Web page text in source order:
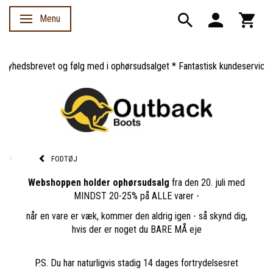
Skifte navigation
Menu
og følg med i ophørsudsalget * Fantastisk kundeservice *
FODTØJ
Webshoppen holder ophørsudsalg fra den 20. juli med
MINDST 20-25% på ALLE varer -
når en vare er væk, kommer den aldrig igen - så skynd dig,
hvis der er noget du BARE MÅ eje
P.S. Du har naturligvis stadig 14 dages fortrydelsesret